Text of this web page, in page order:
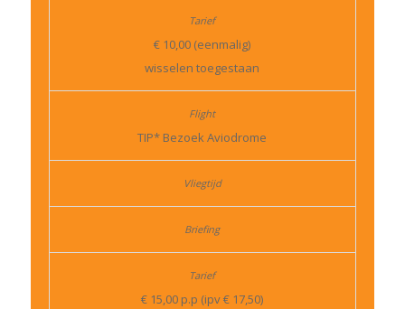
€ 10,00 (eenmalig)
wisselen toegestaan
TIP* Bezoek Aviodrome
€ 15,00 p.p (ipv € 17,50)